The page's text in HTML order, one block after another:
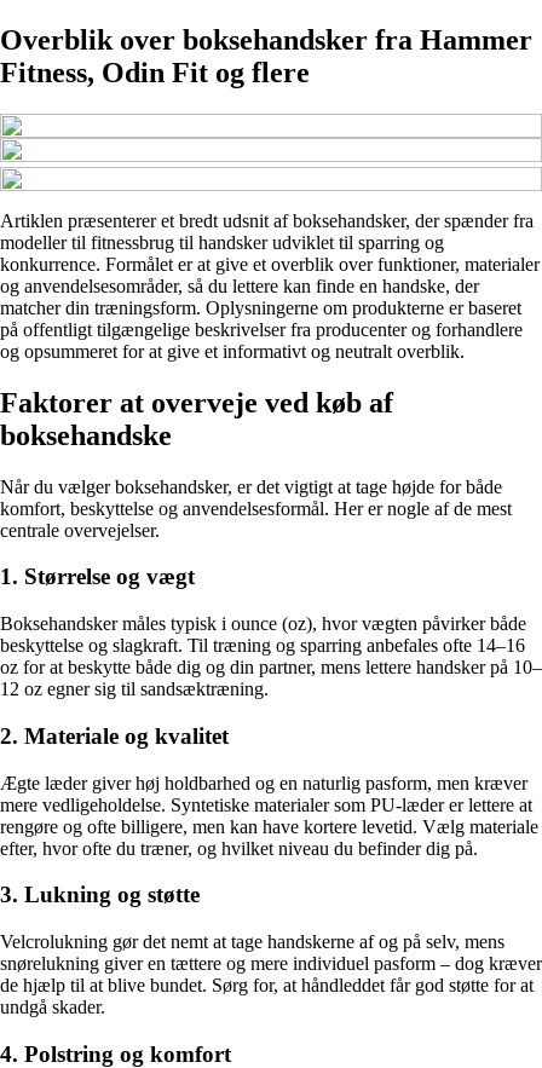
Overblik over boksehandsker fra Hammer
Fitness, Odin Fit og flere
Artiklen præsenterer et bredt udsnit af boksehandsker, der spænder fra
modeller til fitnessbrug til handsker udviklet til sparring og
konkurrence. Formålet er at give et overblik over funktioner, materialer
og anvendelsesområder, så du lettere kan finde en handske, der
matcher din træningsform. Oplysningerne om produkterne er baseret
på offentligt tilgængelige beskrivelser fra producenter og forhandlere
og opsummeret for at give et informativt og neutralt overblik.
Faktorer at overveje ved køb af
boksehandske
Når du vælger boksehandsker, er det vigtigt at tage højde for både
komfort, beskyttelse og anvendelsesformål. Her er nogle af de mest
centrale overvejelser.
1. Størrelse og vægt
Boksehandsker måles typisk i ounce (oz), hvor vægten påvirker både
beskyttelse og slagkraft. Til træning og sparring anbefales ofte 14–16
oz for at beskytte både dig og din partner, mens lettere handsker på 10–
12 oz egner sig til sandsæktræning.
2. Materiale og kvalitet
Ægte læder giver høj holdbarhed og en naturlig pasform, men kræver
mere vedligeholdelse. Syntetiske materialer som PU-læder er lettere at
rengøre og ofte billigere, men kan have kortere levetid. Vælg materiale
efter, hvor ofte du træner, og hvilket niveau du befinder dig på.
3. Lukning og støtte
Velcrolukning gør det nemt at tage handskerne af og på selv, mens
snørelukning giver en tættere og mere individuel pasform – dog kræver
de hjælp til at blive bundet. Sørg for, at håndleddet får god støtte for at
undgå skader.
4. Polstring og komfort